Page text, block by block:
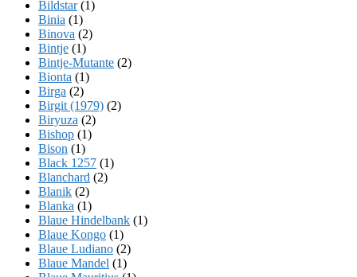
Bildstar(1)
Binia (1)
Binova (2)
Bintje (1)
Bintje-Mutante (2)
Bionta (1)
Birga (2)
Birgit (1979) (2)
Biryuza (2)
Bishop (1)
Bison (1)
Black 1257 (1)
Blanchard (2)
Blanik (2)
Blanka (1)
Blaue Hindelbank (1)
Blaue Kongo (1)
Blaue Ludiano (2)
Blaue Mandel (1)